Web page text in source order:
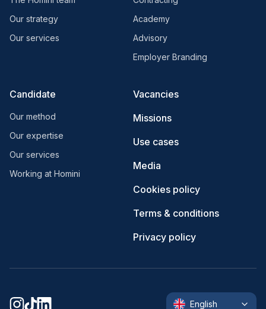
Our strategy
Our services
Academy
Advisory
Employer Branding
Candidate
Our method
Our expertise
Our services
Working at Homini
Vacancies
Missions
Use cases
Media
Cookies policy
Terms & conditions
Privacy policy
English